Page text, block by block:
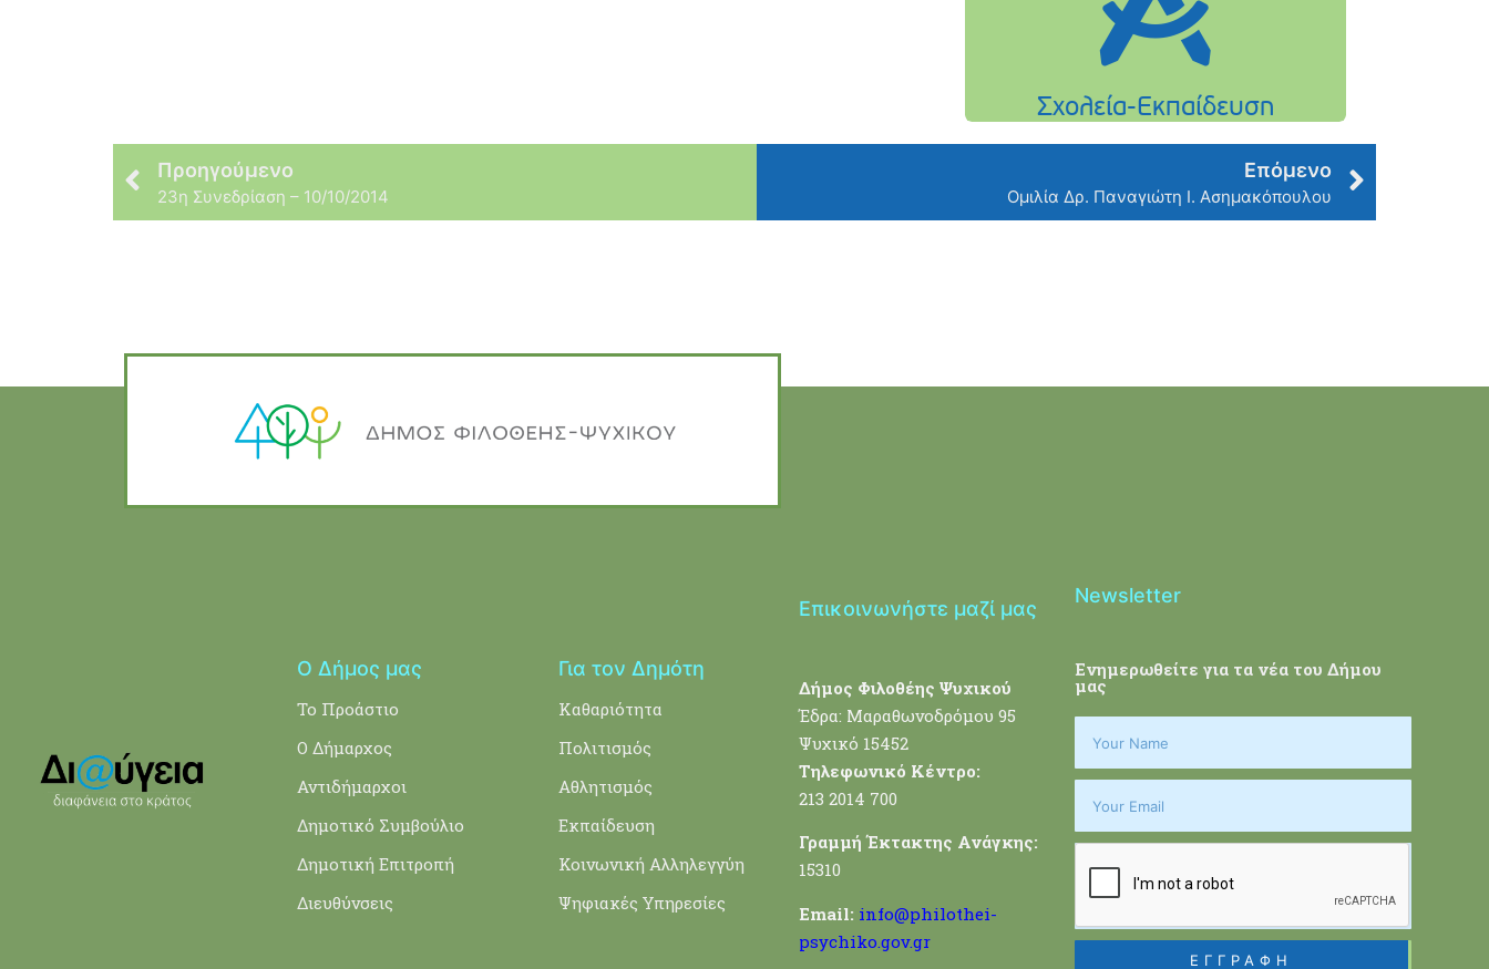
Προηγούμενο
23η Συνεδρίαση – 10/10/2014
Επόμενο
Ομιλία Δρ. Παναγιώτη Ι. Ασημακόπουλου
Ο Δήμος μας
Το Προάστιο
Ο Δήμαρχος
Αντιδήμαρχοι
Δημοτικό Συμβούλιο
Δημοτική Επιτροπή
Διευθύνσεις
Για τον Δημότη
Καθαριότητα
Πολιτισμός
Αθλητισμός
Εκπαίδευση
Κοινωνική Αλληλεγγύη
Ψηφιακές Υπηρεσίες
Επικοινωνήστε μαζί μας
Δήμος Φιλοθέης Ψυχικού
Έδρα: Μαραθωνοδρόμου 95
Ψυχικό 15452
Τηλεφωνικό Κέντρο:
213 2014 700
Γραμμή Έκτακτης Ανάγκης:
15310
Email: info@philothei-
psychiko.gov.gr
Newsletter
Ενημερωθείτε για τα νέα του Δήμου
μας
ΕΓΓΡΑΦΗ